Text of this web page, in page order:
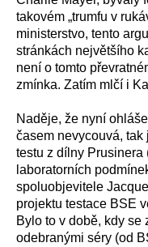
takovém „trumfu v
ministerstvo, tento
stránkách největšího
není o tomto
zmínka. Zatím mlčí i
Naděje, že nyní
časem nevycouvá,
testu z dílny Prusinera
laboratorních
spoluobjevitele
projektu testace BSE
Bylo to v době, kdy se
odebranými séry (od